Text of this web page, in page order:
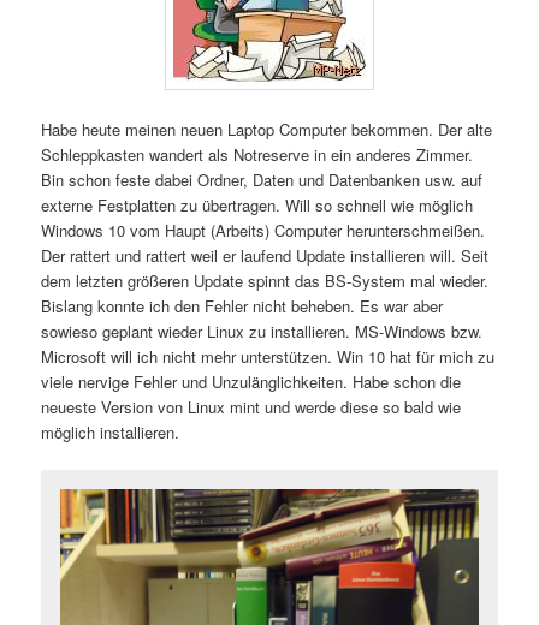
Habe heute meinen neuen Laptop Computer bekommen. Der alte
Schleppkasten wandert als Notreserve in ein anderes Zimmer.
Bin schon feste dabei Ordner, Daten und Datenbanken usw. auf
externe Festplatten zu übertragen. Will so schnell wie möglich
Windows 10 vom Haupt (Arbeits) Computer herunterschmeißen.
Der rattert und rattert weil er laufend Update installieren will. Seit
dem letzten größeren Update spinnt das BS-System mal wieder.
Bislang konnte ich den Fehler nicht beheben. Es war aber
sowieso geplant wieder Linux zu installieren. MS-Windows bzw.
Microsoft will ich nicht mehr unterstützen. Win 10 hat für mich zu
viele nervige Fehler und Unzulänglichkeiten. Habe schon die
neueste Version von Linux mint und werde diese so bald wie
möglich installieren.